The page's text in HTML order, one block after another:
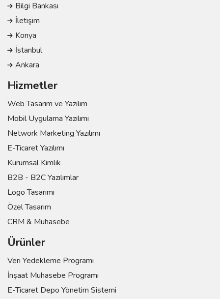
Bilgi Bankası
İletişim
Konya
İstanbul
Ankara
Hizmetler
Web Tasarım ve Yazılım
Mobil Uygulama Yazılımı
Network Marketing Yazılımı
E-Ticaret Yazılımı
Kurumsal Kimlik
B2B - B2C Yazılımlar
Logo Tasarımı
Özel Tasarım
CRM & Muhasebe
Ürünler
Veri Yedekleme Programı
İnşaat Muhasebe Programı
E-Ticaret Depo Yönetim Sistemi